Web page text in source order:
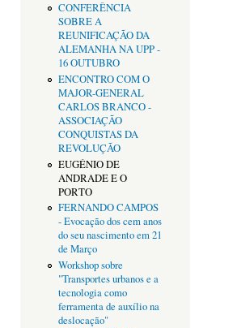
CONFERÊNCIA
SOBRE A
REUNIFICAÇÃO DA
ALEMANHA NA UPP -
16 OUTUBRO
ENCONTRO COM O
MAJOR-GENERAL
CARLOS BRANCO -
ASSOCIAÇÃO
CONQUISTAS DA
REVOLUÇÃO
EUGÉNIO DE
ANDRADE E O
PORTO
FERNANDO CAMPOS
- Evocação dos cem anos
do seu nascimento em 21
de Março
Workshop sobre
"Transportes urbanos e a
tecnologia como
ferramenta de auxílio na
deslocação"